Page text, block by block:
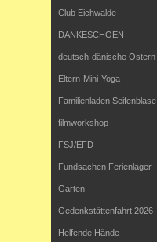
Club Eichwalde
DANKESCHOEN
deutsch-dänische Ostern
Eltern-Mini-Yoga
Familienladen Seifenblase
filmworkshop
FSJ/EFD
Fundsachen Ferienlager
Garten
Gedenkstättenfahrt 2026
Helfende Hände